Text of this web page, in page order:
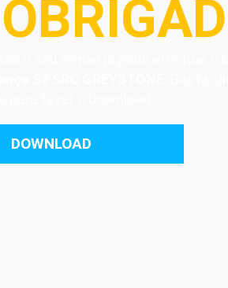
DOWNLOAD